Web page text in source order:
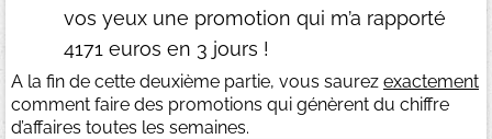
vos yeux une promotion qui m’a rapporté
4171 euros en 3 jours !
A la fin de cette deuxième partie, vous saurez exactement
comment faire des promotions qui génèrent du chiffre
d’affaires toutes les semaines.